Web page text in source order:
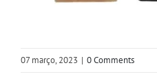
07 março, 2023 | 0 Comments